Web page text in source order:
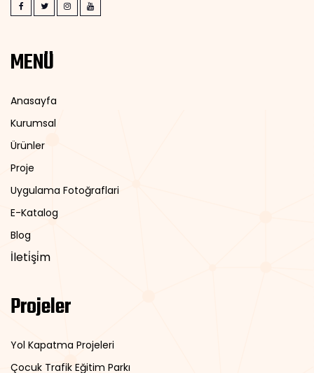
MENÜ
Anasayfa
Kurumsal
Ürünler
Proje
Uygulama Fotoğraflari
E-Katalog
Blog
İleti̇şi̇m
Projeler
Yol Kapatma Projeleri
Çocuk Trafik Eğitim Parkı